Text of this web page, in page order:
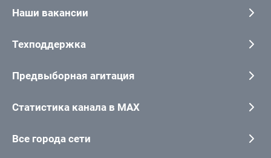
Наши вакансии
Техподдержка
Предвыборная агитация
Статистика канала в MAX
Все города сети